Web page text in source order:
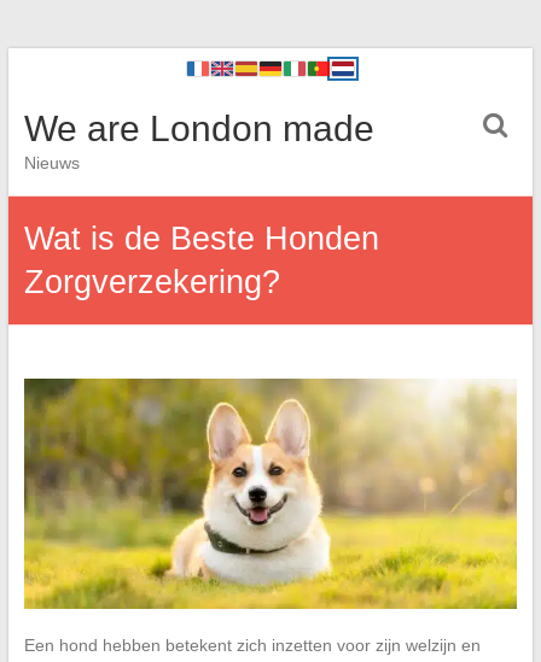
We are London made
Nieuws
Wat is de Beste Honden
Zorgverzekering?
Een hond hebben betekent zich inzetten voor zijn welzijn en